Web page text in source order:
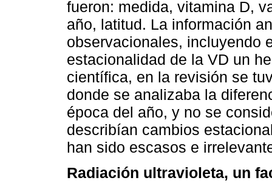
fueron: medida, vitamina D,
año, latitud. La información
observacionales, incluyendo
estacionalidad de la VD un
científica, en la revisión se
donde se analizaba la
época del año, y no se
describían cambios
han sido escasos e
Radiación ultravioleta, un